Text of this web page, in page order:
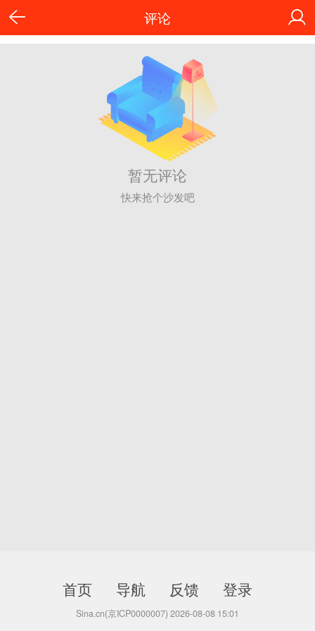
评论
暂无评论
快来抢个沙发吧
首页 导航 反馈 登录
Sina.cn(京ICP0000007) 2026-08-08 15:01